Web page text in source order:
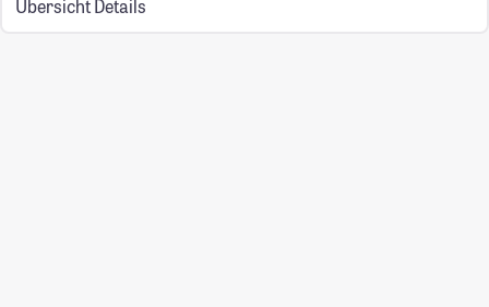
Übersicht Details